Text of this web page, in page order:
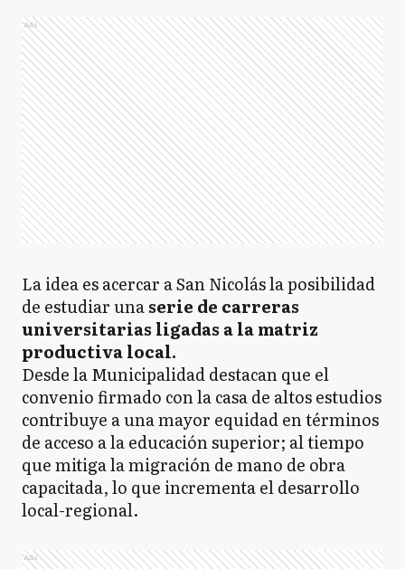
Ads
La idea es acercar a San Nicolás la posibilidad
de estudiar unaserie de carreras
universitarias ligadas a la matriz
productiva local.
Desde la Municipalidad destacan que el
convenio firmado con la casa de altos estudios
contribuye a una mayor equidad en términos
de acceso a la educación superior; al tiempo
que mitiga la migración de mano de obra
capacitada, lo que incrementa el desarrollo
local-regional.
Ads